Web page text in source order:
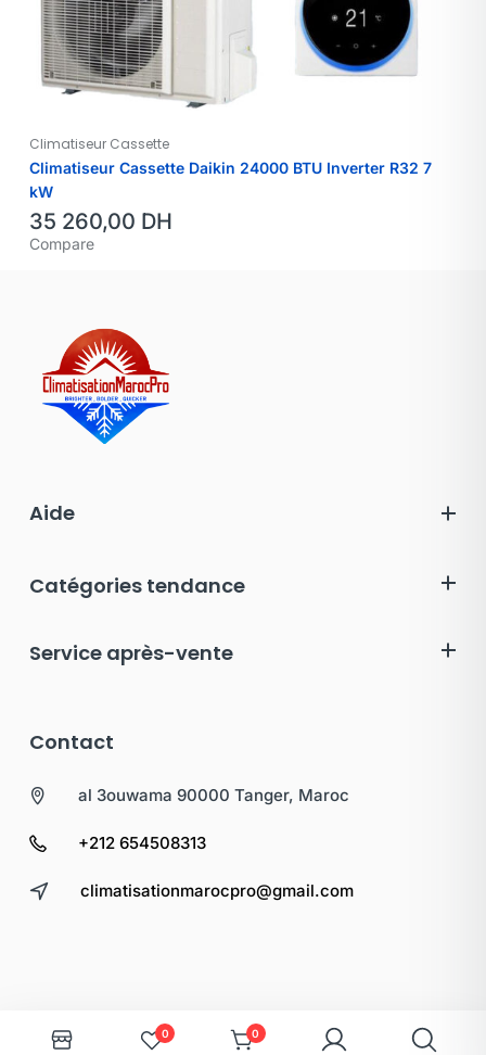
Climatiseur Cassette
Climatiseur Cassette Daikin 24000 BTU Inverter R32 7
kW
35 260,00 DH
Compare
Aide
Catégories tendance
Service après-vente
Contact
al 3ouwama 90000 Tanger, Maroc
+212 654508313
climatisationmarocpro@gmail.com
0 0